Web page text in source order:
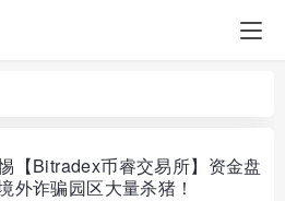
【Bitradex币睿交易所】资金盘
外诈骗园区大量杀猪！